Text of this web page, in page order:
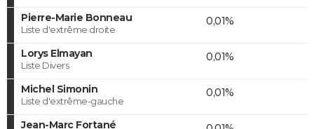
Pierre-Marie Bonneau
Liste d'extrême droite
0,01%
Lorys Elmayan
Liste Divers
0,01%
Michel Simonin
Liste d'extrême-gauche
0,01%
Jean-Marc Fortané